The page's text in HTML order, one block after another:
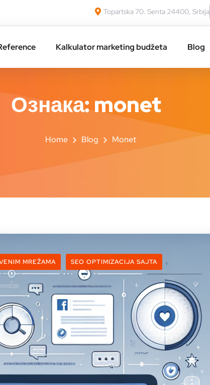
Topartska 70. Senta 24400, Srbija
Kalkulator marketing budžeta Blog
Ознака:monet
Home Blog Monet
MREŽAMA SEO OPTIMIZACIJA SAJTA